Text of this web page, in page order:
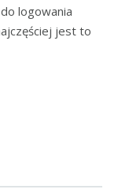
logowania
jest to